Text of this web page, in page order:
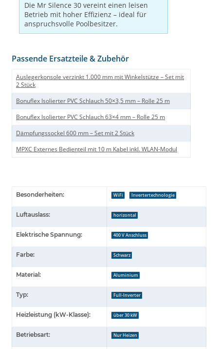
Die Mr Silence 30 vereint einen leisen
Betrieb mit hoher Effizienz – ideal für
anspruchsvolle Poolbesitzer.
Passende Ersatzteile & Zubehör
Auslegerkonsole verzinkt 1.000 mm mit Winkelstütze – Set mit
2 Stück
Bonuflex Isolierter PVC Schlauch 50×3,5 mm – Rolle 25 m
Bonuflex Isolierter PVC Schlauch 63×4 mm – Rolle 25 m
Dämpfungssockel 600 mm – Set mit 2 Stück
MPXC Externes Bedienteil mit 10 m Kabel inkl. WLAN-Modul
Besonderheiten: WiFi Invertertechnologie
Luftauslass: horizontal
Elektrische Spannung: 400 V Anschluss
Farbe: Schwarz
Material: Aluminium
Typ: Full-Inverter
Heizleistung (kW-Klasse): über 30 kW
Betriebsart: Nur Heizen